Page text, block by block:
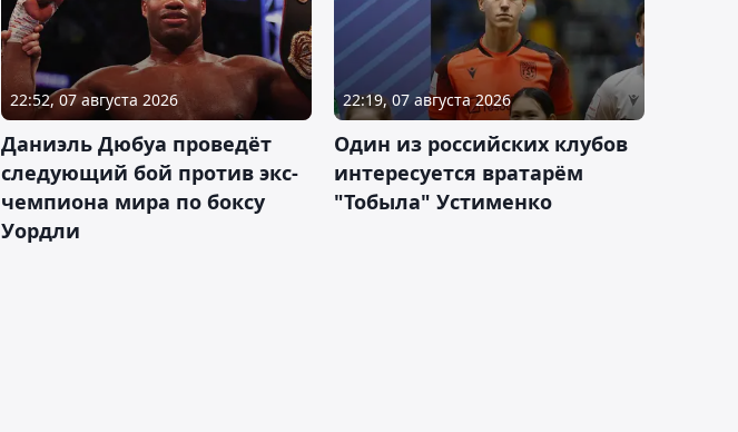
22:52, 07 августа 2026
Даниэль Дюбуа проведёт
следующий бой против экс-
чемпиона мира по боксу
Уордли
22:19, 07 августа 2026
Один из российских клубов
интересуется вратарём
"Тобыла" Устименко